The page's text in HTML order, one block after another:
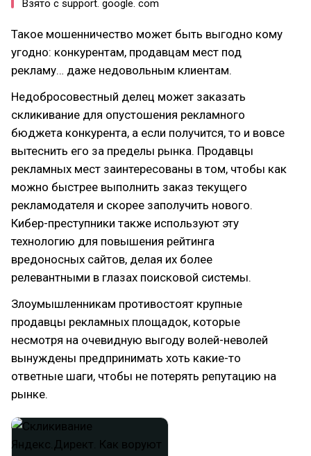
Взято с support. google. com
Такое мошенничество может быть выгодно кому
угодно: конкурентам, продавцам мест под
рекламу… даже недовольным клиентам.
Недобросовестный делец может заказать
скликивание для опустошения рекламного
бюджета конкурента, а если получится, то и вовсе
вытеснить его за пределы рынка. Продавцы
рекламных мест заинтересованы в том, чтобы как
можно быстрее выполнить заказ текущего
рекламодателя и скорее заполучить нового.
Кибер-преступники также используют эту
технологию для повышения рейтинга
вредоносных сайтов, делая их более
релевантными в глазах поисковой системы.
Злоумышленникам противостоят крупные
продавцы рекламных площадок, которые
несмотря на очевидную выгоду волей-неволей
вынуждены предпринимать хоть какие-то
ответные шаги, чтобы не потерять репутацию на
рынке.